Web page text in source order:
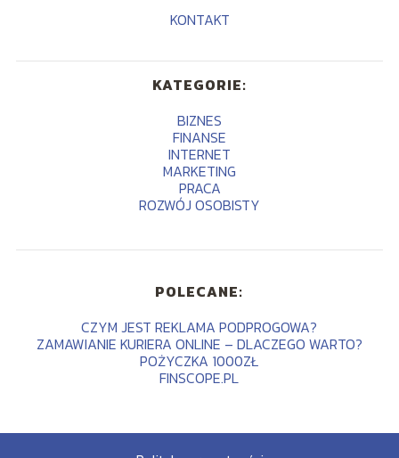
KONTAKT
KATEGORIE:
BIZNES
FINANSE
INTERNET
MARKETING
PRACA
ROZWÓJ OSOBISTY
POLECANE:
CZYM JEST REKLAMA PODPROGOWA?
ZAMAWIANIE KURIERA ONLINE – DLACZEGO WARTO?
POŻYCZKA 1000ZŁ
FINSCOPE.PL